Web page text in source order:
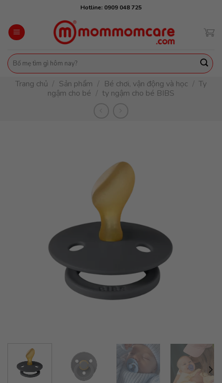
content
Hotline: 0909 048 725
Tìm
kiếm:
Trang chủ / Sản phẩm / Bé chơi, vận động và học / Ty
ngậm cho bé / ty ngậm cho bé BIBS